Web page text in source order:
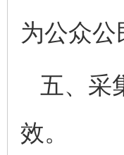
为公众公
五、采
效。